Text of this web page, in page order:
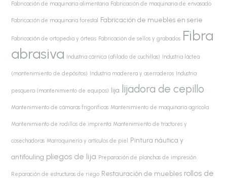
Fabricación de maquinaria alimentaria Fabricación de maquinaria de envasado
Fabricación de maquinaria forestal Fabricación de muebles en serie
Fabricación de ortopedia y órtesis Fabricación de sellos y grabados Fibra
abrasiva
Industria cárnica (afilado de cuchillas) Industria láctea
(mantenimiento de depósitos) Industria maderera y aserraderos Industria
pesquera (mantenimiento de equipos) lija lijadora de cepillo
Mantenimiento de cámaras frigoríficas Mantenimiento de maquinaria agrícola
Mantenimiento de rodillos de imprenta Mantenimiento de tractores y
cosechadoras Marroquinería y artículos de piel Pintura náutica y
antifouling pliegos de lija Preparación de planchas de impresión
Reparación de estructuras de riego Restauración de muebles rollos de